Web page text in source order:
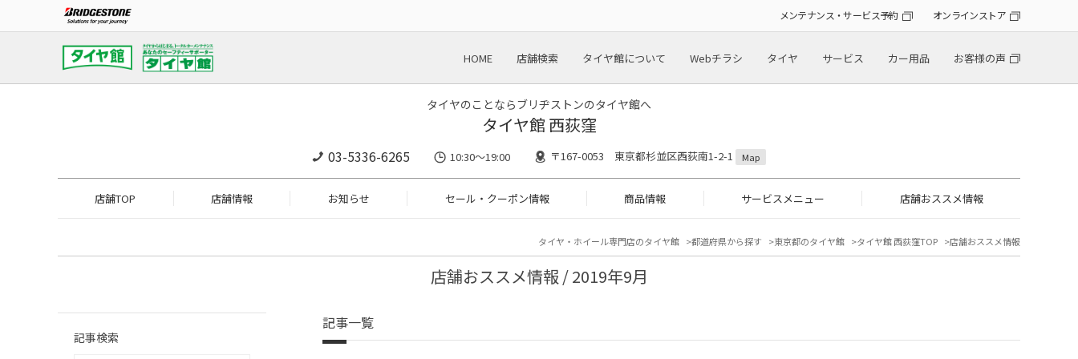
メンテナンス・サービス予約 オンラインストア
HOME 店舗検索 タイヤ館について Webチラシ タイヤ サービス カー用品 お客様の声
タイヤのことならブリヂストンのタイヤ館へ
タイヤ館 西荻窪
03-5336-6265 10:30～19:00 〒167-0053 東京都杉並区西荻南1-2-1 Map
店舗TOP 店舗情報 お知らせ セール・クーポン情報 商品情報 サービスメニュー 店舗おススメ情報
タイヤ・ホイール専門店のタイヤ館 都道府県から探す 東京都のタイヤ館 タイヤ館 西荻窪TOP 店舗おススメ情報
店舗おススメ情報 / 2019年9月
記事一覧
記事検索